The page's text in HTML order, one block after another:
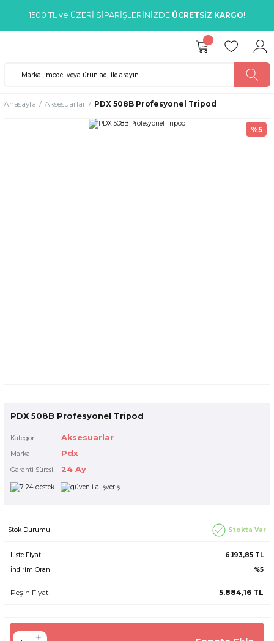
1500 TL ve ÜZERİ SİPARİŞLERİNİZDE ÜCRETSİZ KARGO!
Anasayfa Aksesuarlar PDX 508B Profesyonel Tripod
%5
PDX 508B Profesyonel Tripod
Kategori Aksesuarlar
Marka Pdx
Garanti Süresi 24 Ay
Stok Durumu Stokta Var
Liste Fiyatı
6.193,85 TL
İndirim Oranı
%5
Peşin Fiyatı 5.884,16 TL